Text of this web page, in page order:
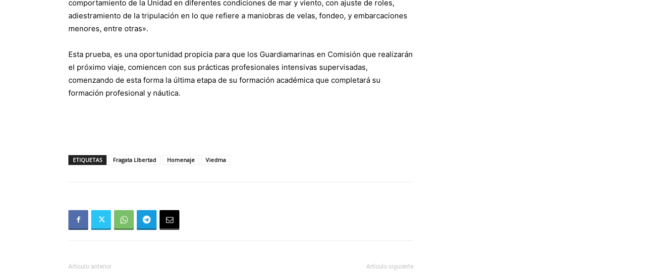
comportamiento de la Unidad en diferentes condiciones de mar y viento, con ajuste de roles,
adiestramiento de la tripulación en lo que refiere a maniobras de velas, fondeo, y embarcaciones
menores, entre otras».
Esta prueba, es una oportunidad propicia para que los Guardiamarinas en Comisión que realizarán
el próximo viaje, comiencen con sus prácticas profesionales intensivas supervisadas,
comenzando de esta forma la última etapa de su formación académica que completará su
formación profesional y náutica.
ETIQUETAS Fragata LIbertad Homenaje Viedma
Artículo anterior Artículo siguiente